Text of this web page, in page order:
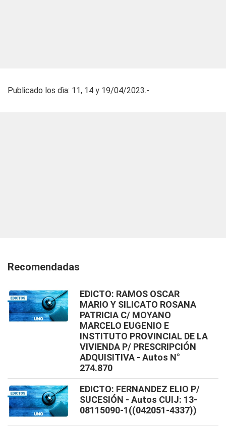
Publicado los dìa: 11, 14 y 19/04/2023.-
Recomendadas
EDICTO: RAMOS OSCAR
MARIO Y SILICATO ROSANA
PATRICIA C/ MOYANO
MARCELO EUGENIO E
INSTITUTO PROVINCIAL DE LA
VIVIENDA P/ PRESCRIPCIÓN
ADQUISITIVA - Autos N°
274.870
EDICTO: FERNANDEZ ELIO P/
SUCESIÓN - Autos CUIJ: 13-
08115090-1((042051-4337))